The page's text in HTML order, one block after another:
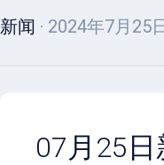
新闻 · 2024年7月25
07月25